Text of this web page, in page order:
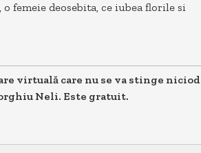
femeie deosebita, ce iubea florile si
virtuală care nu se va stinge
Neli. Este gratuit.